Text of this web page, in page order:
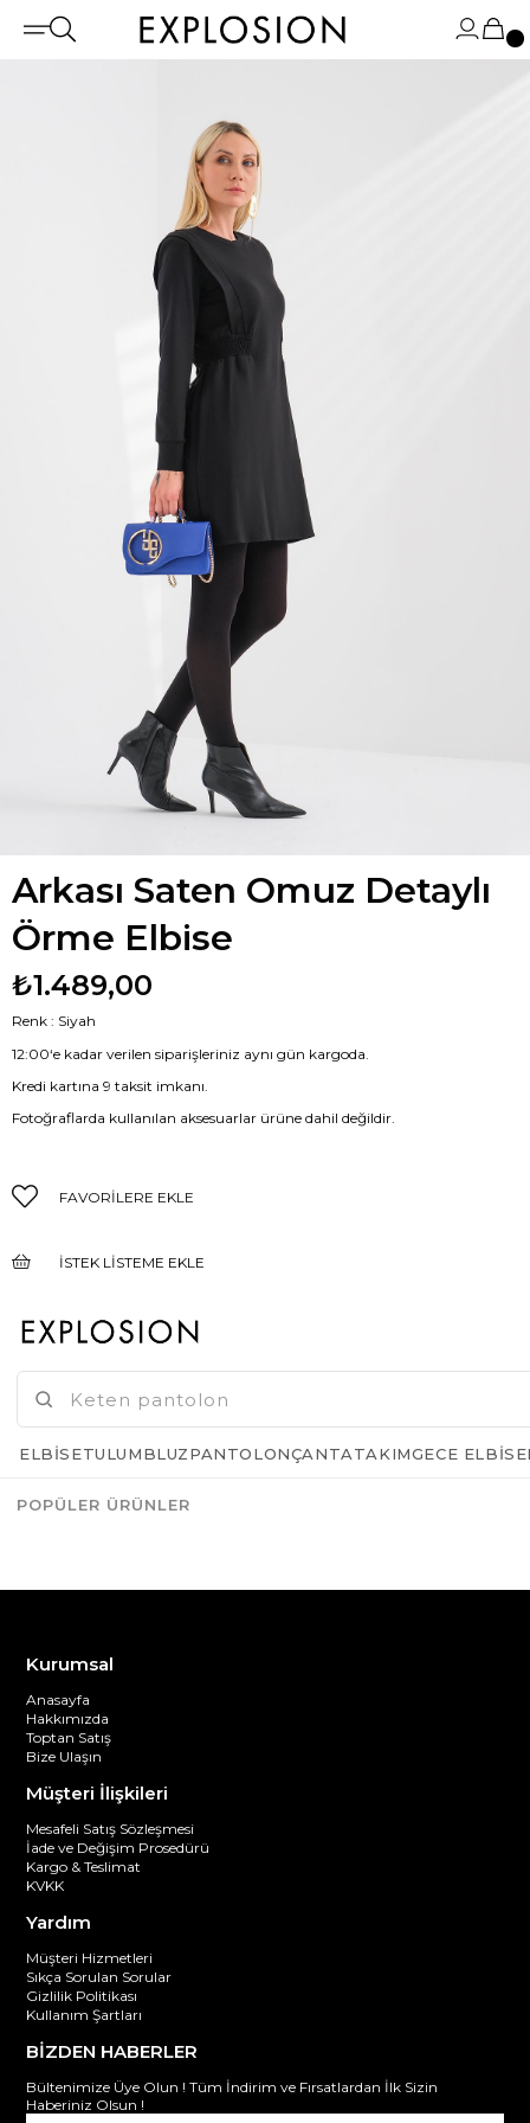
Arkası Saten Omuz Detaylı
Örme Elbise
₺1.489,00
Renk : Siyah
12:00‘e kadar verilen siparişleriniz aynı gün kargoda.
Kredi kartına 9 taksit imkanı.
Fotoğraflarda kullanılan aksesuarlar ürüne dahil değildir.
FAVORILERE EKLE
İSTEK LISTEME EKLE
Kurumsal
Anasayfa
Hakkımızda
Toptan Satış
Bize Ulaşın
Müşteri İlişkileri
Mesafeli Satış Sözleşmesi
İade ve Değişim Prosedürü
Kargo & Teslimat
KVKK
Yardım
Müşteri Hizmetleri
Sıkça Sorulan Sorular
Gizlilik Politikası
Kullanım Şartları
BİZDEN HABERLER
Bültenimize Üye Olun ! Tüm İndirim ve Fırsatlardan İlk Sizin
Haberiniz Olsun !
ELBISETULUMBLUZPANTOLONÇANTATAKIMGECE
POPÜLER ÜRÜNLER